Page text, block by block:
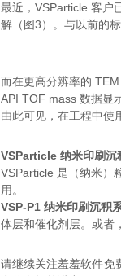
最近，VSParticle 客
解（图3）。与以前的
而在更高分辨率的 TEM
API TOF mass 数据显示
由此可见，在工程中
VSParticle 纳米印刷沉
VSParticle 是（纳米）
用。
VSP-P1 纳米印刷沉积
体层和催化剂层。或者
请继续关注羞羞软件免